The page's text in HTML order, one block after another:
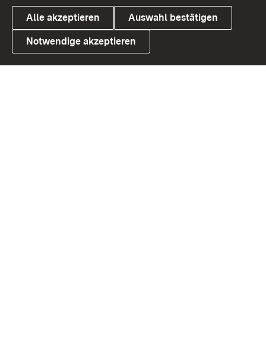
Link zum Landesportal
Alle akzeptieren Auswahl bestätigen
Notwendige akzeptieren